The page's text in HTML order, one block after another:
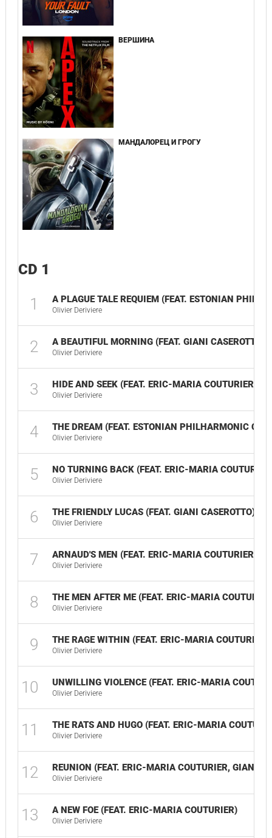
ВЕРШИНА
МАНДАЛОРЕЦ И ГРОГУ
CD 1
1 A PLAGUE TALE REQUIEM (FEAT. ESTONIAN
Olivier Deriviere
2 A BEAUTIFUL MORNING (FEAT. GIANI CASEROTTO)
Olivier Deriviere
3 HIDE AND SEEK (FEAT. ERIC-MARIA COUTURIER)
Olivier Deriviere
4 THE DREAM (FEAT. ESTONIAN PHILHARMONIC
Olivier Deriviere
5 NO TURNING BACK (FEAT. ERIC-MARIA
Olivier Deriviere
6 THE FRIENDLY LUCAS (FEAT. GIANI CASEROTTO)
Olivier Deriviere
7 ARNAUD'S MEN (FEAT. ERIC-MARIA COUTURIER)
Olivier Deriviere
8 THE MEN AFTER ME (FEAT. ERIC-MARIA
Olivier Deriviere
9 THE RAGE WITHIN (FEAT. ERIC-MARIA COUTURIER)
Olivier Deriviere
10 UNWILLING VIOLENCE (FEAT. ERIC-MARIA
Olivier Deriviere
11 THE RATS AND HUGO (FEAT. ERIC-MARIA
Olivier Deriviere
12 REUNION (FEAT. ERIC-MARIA COUTURIER, GIANI
Olivier Deriviere
13 A NEW FOE (FEAT. ERIC-MARIA COUTURIER)
Olivier Deriviere